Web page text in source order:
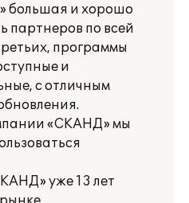
большая и хорошо
партнеров по всей
программы
и
с отличным
«СКАНД» мы
уже 13 лет